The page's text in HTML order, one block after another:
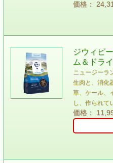
価格：
ジウィピ
ム＆ドラ
ニュージーラ
⽣⾁と、消化
草、ケール、
し、作られて
価格：